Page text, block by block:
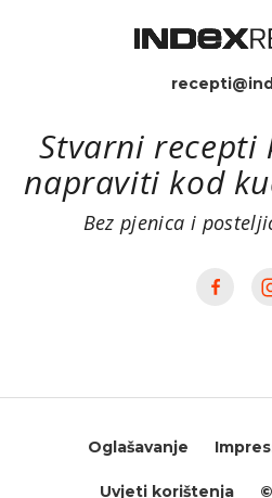
Stvarni recepti
napraviti kod
Bez pjenica i
Oglašavanje
Uvjeti korištenja